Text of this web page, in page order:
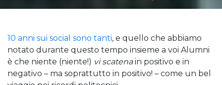
10 anni sui social sono tanti, e quello che abbiamo
notato durante questo tempo insieme a voi Alumni
è che niente (niente!) vi scatenain positivo e in
negativo – ma soprattutto in positivo! – come un bel